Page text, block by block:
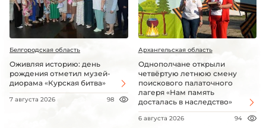
Белгородская область
Оживляя историю: день
рождения отметил музей-
диорама «Курская битва»
7 августа 2026 98
Архангельская область
Однополчане открыли
четвёртую летнюю смену
поискового палаточного
лагеря «Нам память
досталась в наследство»
6 августа 2026 94